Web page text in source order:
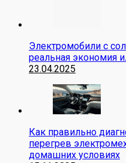
Электромобили с
реальная экономия
23.04.2025
Как правильно
перегрев
домашних условиях